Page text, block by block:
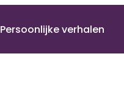
Persoonlijke verhalen